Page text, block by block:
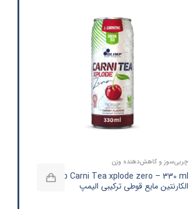
چربی‌سوز و کاهش‌دهنده وزن
الکارنتین مایع قوطی ترکیبی الیمپ